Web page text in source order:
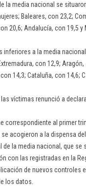
la media nacional se
Baleares, con 23,2;
20,6; Andalucía, con 19,5 y
inferiores a la media
con 12,9;
14,3; Cataluña, con 14,6;
las víctimas renunció a
correspondiente al primer
se acogieron a la dispensa
de la media nacional, que
con las registradas en la
de nuevos controles
los datos.